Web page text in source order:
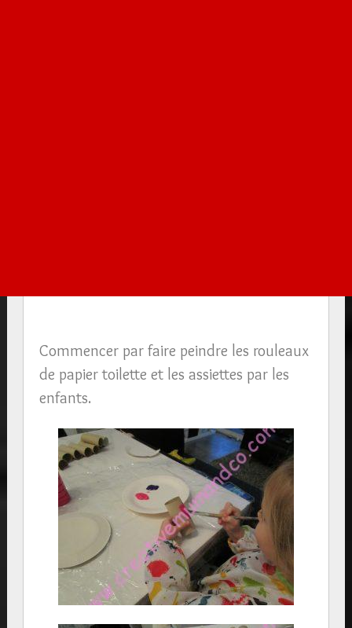
Commencer par faire peindre les rouleaux
de papier toilette et les assiettes par les
enfants.